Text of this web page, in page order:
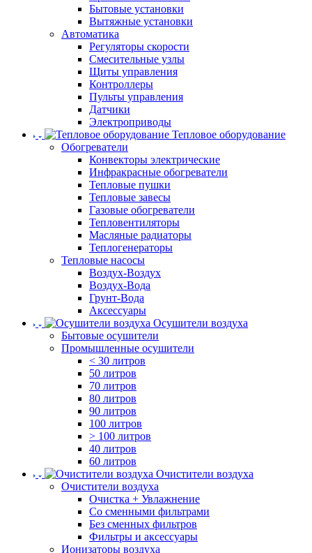
Бытовые установки
Вытяжные установки
Автоматика
Регуляторы скорости
Смесительные узлы
Щиты управления
Контроллеры
Пульты управления
Датчики
Электроприводы
Тепловое оборудование
Обогреватели
Конвекторы электрические
Инфракрасные обогреватели
Тепловые пушки
Тепловые завесы
Газовые обогреватели
Тепловентиляторы
Масляные радиаторы
Теплогенераторы
Тепловые насосы
Воздух-Воздух
Воздух-Вода
Грунт-Вода
Аксессуары
Осушители воздуха
Бытовые осушители
Промышленные осушители
< 30 литров
50 литров
70 литров
80 литров
90 литров
100 литров
> 100 литров
40 литров
60 литров
Очистители воздуха
Очистители воздуха
Очистка + Увлажнение
Cо сменными фильтрами
Без сменных фильтров
Фильтры и аксессуары
Ионизаторы воздуха